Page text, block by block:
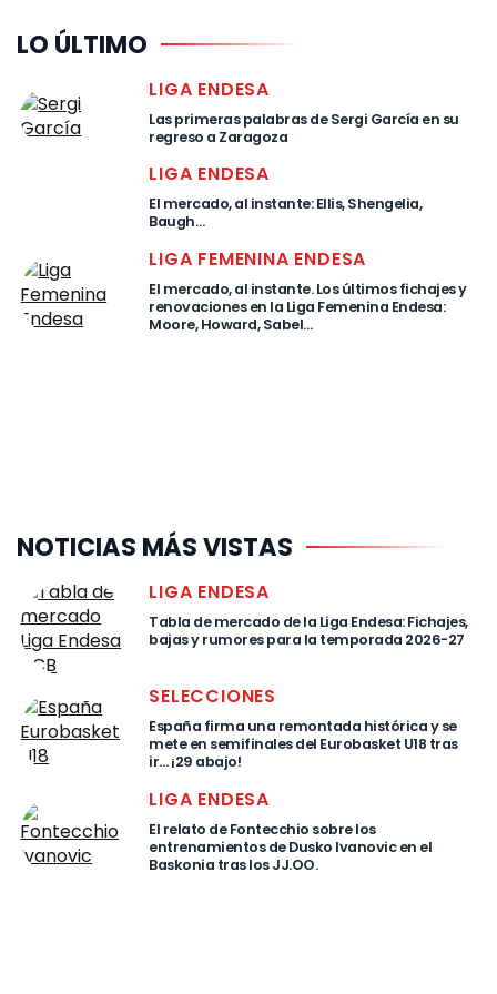
LO ÚLTIMO
LIGA ENDESA
Las primeras palabras de Sergi García en su
regreso a Zaragoza
LIGA ENDESA
El mercado, al instante: Ellis, Shengelia,
Baugh…
LIGA FEMENINA ENDESA
El mercado, al instante. Los últimos fichajes y
renovaciones en la Liga Femenina Endesa:
Moore, Howard, Sabel…
NOTICIAS MÁS VISTAS
LIGA ENDESA
Tabla de mercado de la Liga Endesa: Fichajes,
bajas y rumores para la temporada 2026-27
SELECCIONES
España firma una remontada histórica y se
mete en semifinales del Eurobasket U18 tras
ir… ¡29 abajo!
LIGA ENDESA
El relato de Fontecchio sobre los
entrenamientos de Dusko Ivanovic en el
Baskonia tras los JJ.OO.